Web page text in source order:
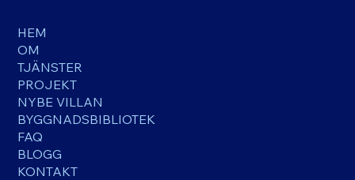
HEM
OM
TJÄNSTER
PROJEKT
NYBE VILLAN
BYGGNADSBIBLIOTEK
FAQ
BLOGG
KONTAKT